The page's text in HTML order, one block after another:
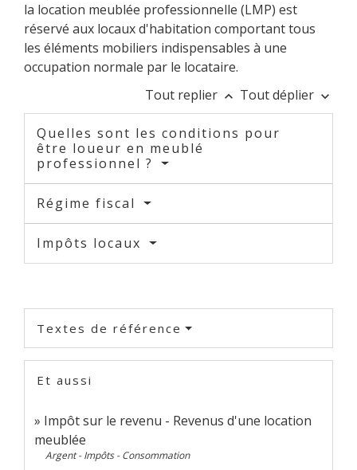
la location meublée professionnelle (LMP) est
réservé aux locaux d'habitation comportant tous
les éléments mobiliers indispensables à une
occupation normale par le locataire.
Tout replier keyboard_arrow_up Tout déplier keyboard_arrow_down
Quelles sont les conditions pour
être loueur en meublé
professionnel ?
Régime fiscal
Impôts locaux
Textes de référence
Et aussi
Impôt sur le revenu - Revenus d'une location
meublée
Argent - Impôts - Consommation